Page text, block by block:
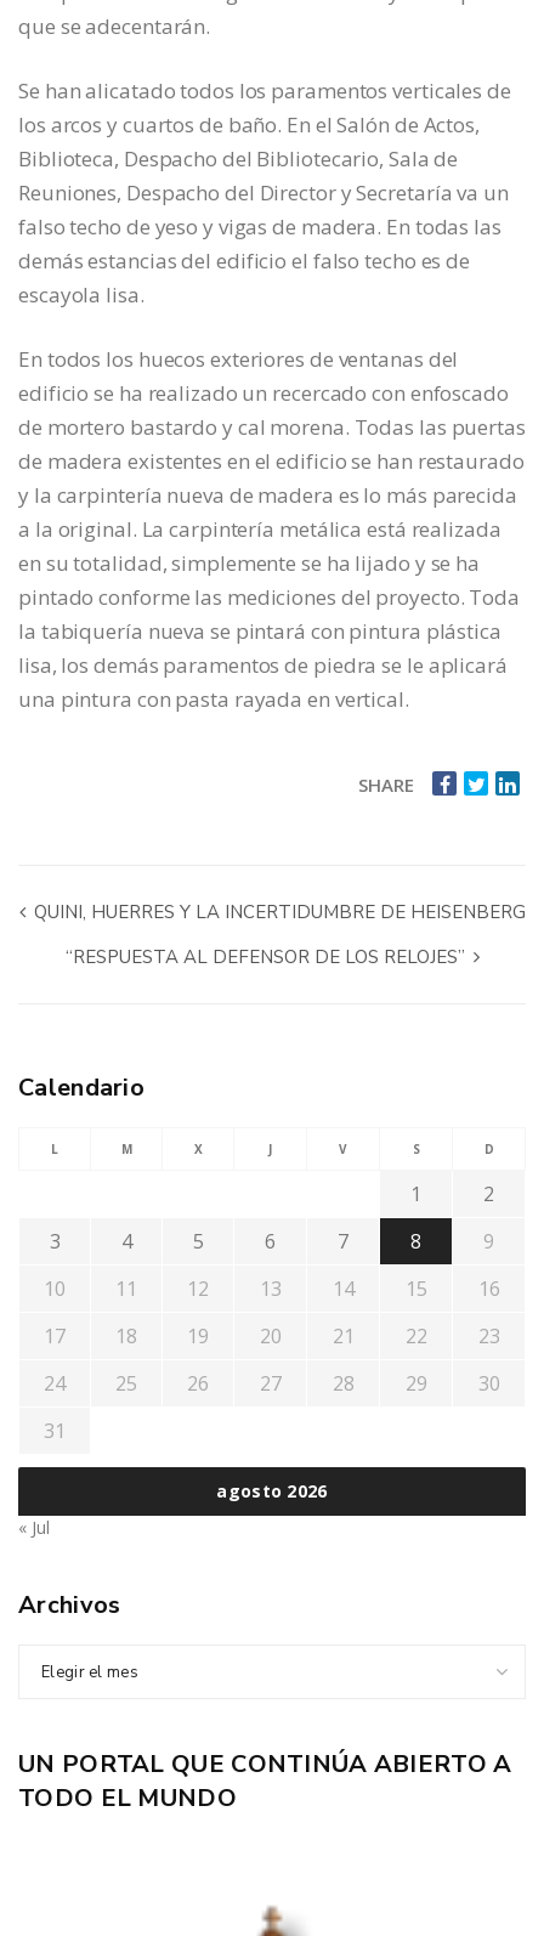
que se adecentarán.
Se han alicatado todos los paramentos verticales de
los arcos y cuartos de baño. En el Salón de Actos,
Biblioteca, Despacho del Bibliotecario, Sala de
Reuniones, Despacho del Director y Secretaría va un
falso techo de yeso y vigas de madera. En todas las
demás estancias del edificio el falso techo es de
escayola lisa.
En todos los huecos exteriores de ventanas del
edificio se ha realizado un recercado con enfoscado
de mortero bastardo y cal morena. Todas las puertas
de madera existentes en el edificio se han restaurado
y la carpintería nueva de madera es lo más parecida
a la original. La carpintería metálica está realizada
en su totalidad, simplemente se ha lijado y se ha
pintado conforme las mediciones del proyecto. Toda
la tabiquería nueva se pintará con pintura plástica
lisa, los demás paramentos de piedra se le aplicará
una pintura con pasta rayada en vertical.
SHARE
QUINI, HUERRES Y LA INCERTIDUMBRE DE HEISENBERG
“RESPUESTA AL DEFENSOR DE LOS RELOJES”
Calendario
agosto 2026
L M X J V S D
1
2
3
4 5 6 7 8
9
10
11 12 13 14 15
16
17
18 19 20 21 22
23
24
25 26 27 28 29
30
31
« Jul
Archivos
Elegir el mes
UN PORTAL QUE CONTINÚA ABIERTO A
TODO EL MUNDO